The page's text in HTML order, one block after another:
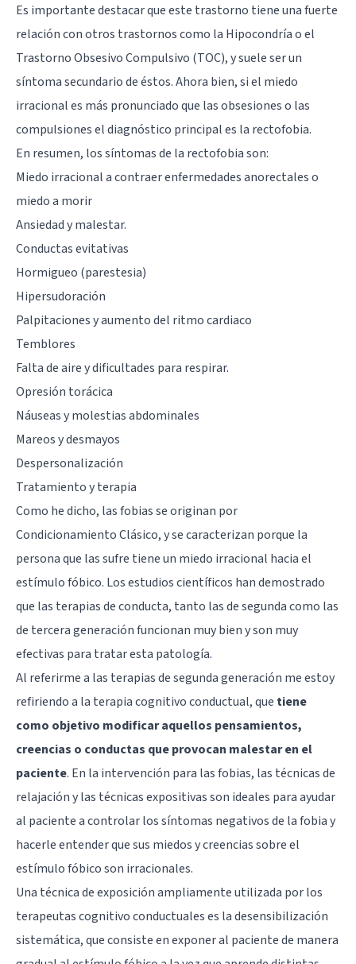
Es importante destacar que este trastorno tiene una fuerte
relación con otros trastornos como la Hipocondría o el
Trastorno Obsesivo Compulsivo (TOC), y suele ser un
síntoma secundario de éstos. Ahora bien, si el miedo
irracional es más pronunciado que las obsesiones o las
compulsiones el diagnóstico principal es la rectofobia.
En resumen, los síntomas de la rectofobia son:
Miedo irracional a contraer enfermedades anorectales o
miedo a morir
Ansiedady malestar.
Conductas evitativas
Hormigueo (parestesia)
Hipersudoración
Palpitaciones y aumento del ritmo cardiaco
Temblores
Falta de aire y dificultades para respirar.
Opresión torácica
Náuseas y molestias abdominales
Mareos y desmayos
Despersonalización
Tratamiento y terapia
Como he dicho, las fobias se originan por
Condicionamiento Clásico, y se caracterizan porque la
persona que las sufre tiene un miedo irracional hacia el
estímulo fóbico. Los estudios científicos han demostrado
que las terapias de conducta, tanto las de segunda como las
de tercera generación funcionan muy bien y son muy
efectivas para tratar esta patología.
Al referirme a las terapias de segunda generación me estoy
refiriendo a la terapia cognitivo conductual, que tiene
como objetivo modificar aquellos pensamientos,
creencias o conductas que provocan malestar en el
paciente. En la intervención para las fobias, las técnicas de
relajación y las técnicas expositivas son ideales para ayudar
al paciente a controlar los síntomas negativos de la fobia y
hacerle entender que sus miedos y creencias sobre el
estímulo fóbico son irracionales.
Una técnica de exposición ampliamente utilizada por los
terapeutas cognitivo conductuales es la desensibilización
sistemática, que consiste en exponer al paciente de manera